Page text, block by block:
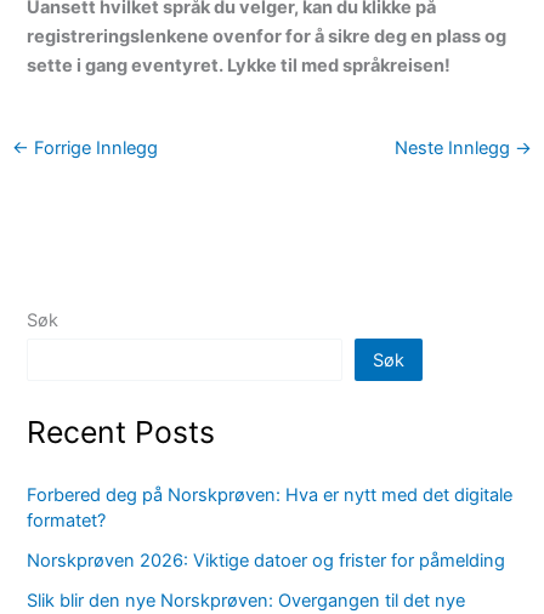
Uansett hvilket språk du velger, kan du klikke på
registreringslenkene ovenfor for å sikre deg en plass og
sette i gang eventyret. Lykke til med språkreisen!
← Forrige Innlegg Neste Innlegg →
Søk
Søk
Recent Posts
Forbered deg på Norskprøven: Hva er nytt med det digitale
formatet?
Norskprøven 2026: Viktige datoer og frister for påmelding
Slik blir den nye Norskprøven: Overgangen til det nye